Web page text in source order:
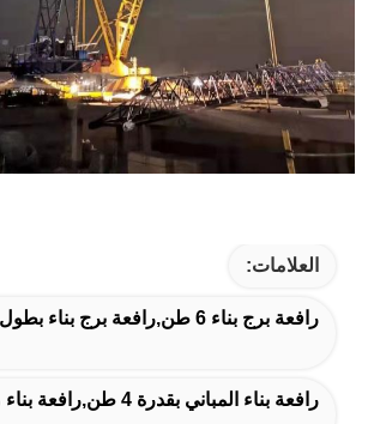
العلامات:
رافعة برج بناء 6 طن,رافعة برج بناء بطول 40 متر,رافعة برج 6 طن
رافعة بناء المباني بقدرة 4 طن,رافعة بناء مبنى طولها 18 متر,رافعات البناء ذات ارتفاع 4 طن